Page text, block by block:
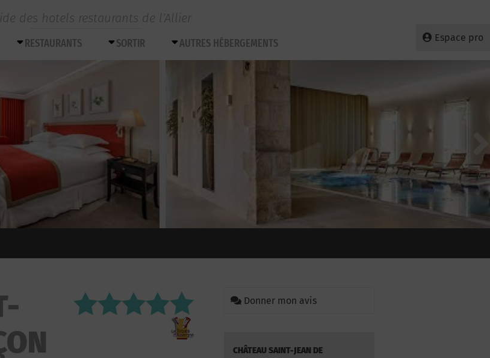
des hotels restaurants de l’Allier
Espace pro
RESTAURANTS SORTIR AUTRES HÉBERGEMENTS
Donner mon avis
CHÂTEAU SAINT-JEAN DE